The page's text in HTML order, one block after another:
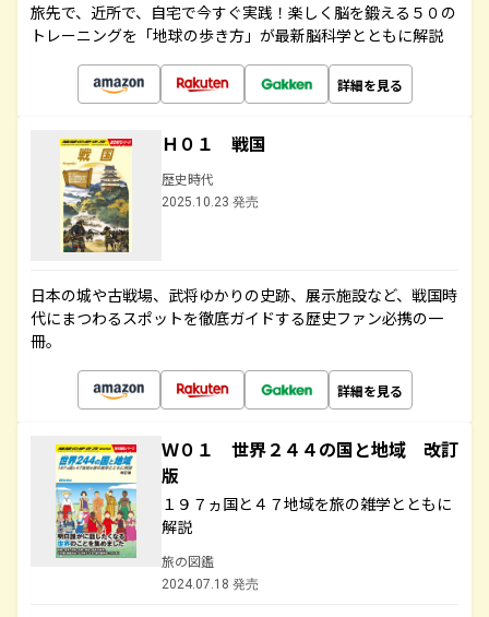
旅先で、近所で、自宅で今すぐ実践！楽しく脳を鍛える５０の
トレーニングを「地球の歩き方」が最新脳科学とともに解説
詳細を見る
Ｈ０１ 戦国
歴史時代
2025.10.23 発売
日本の城や古戦場、武将ゆかりの史跡、展示施設など、戦国時
代にまつわるスポットを徹底ガイドする歴史ファン必携の一
冊。
詳細を見る
Ｗ０１ 世界２４４の国と地域 改訂
版
１９７ヵ国と４７地域を旅の雑学とともに
解説
旅の図鑑
2024.07.18 発売